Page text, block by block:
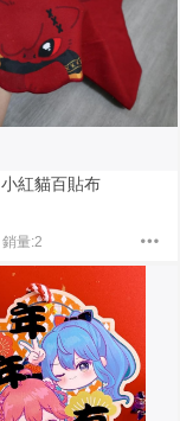
紅貓百貼布
銷量:2